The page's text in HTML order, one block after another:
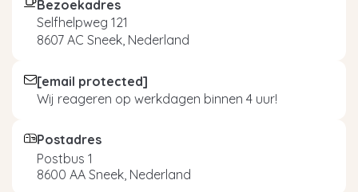
Bezoekadres
Selfhelpweg 121
8607 AC Sneek, Nederland
[email protected]
Wij reageren op werkdagen binnen 4 uur!
Postadres
Postbus 1
8600 AA Sneek, Nederland